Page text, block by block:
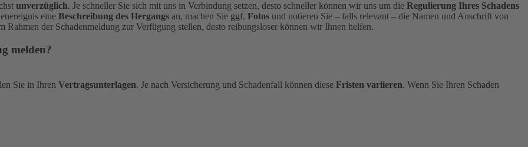
unverzüglich. Je schneller Sie sich mit uns in Verbindung setzen, desto schneller können wir uns um die Regulierung Ihres Schadens
eine Beschreibung des Hergangs an, machen Sie ggf. Fotos und notieren Sie – falls relevant – die Namen und Anschrift von
Rahmen der Schadenmeldung zur Verfügung stellen, desto reibungsloser können wir Ihnen helfen.
melden?
Sie in Ihren Vertragsunterlagen. Je nach Versicherung und Schadenfall können diese Fristen variieren. Wenn Sie Ihren Schaden